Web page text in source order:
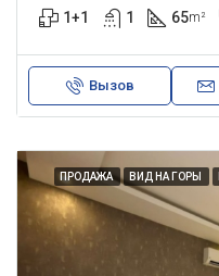
1+1 1 65m²
Вызов
ПРОДАЖА ВИД НА ГОРЫ